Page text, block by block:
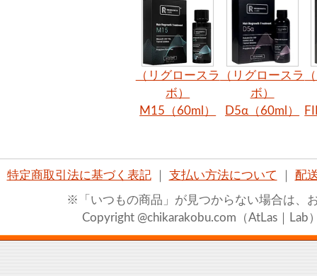
（リグロースラ
ボ）
M15（60ml）
（リグロースラ
ボ）
D5α（60ml）
特定商取引法に基づく表記｜ 支払い方法について 配
※「いつもの商品」が見つからない場合は、
Copyright @chikarakobu.com（AtLas｜